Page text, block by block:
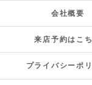
会社概要
来店予約はこ
プライバシーポ